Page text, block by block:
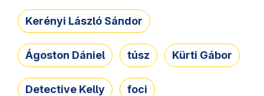
Kerényi László Sándor
Ágoston Dániel túsz Kürti Gábor
Detective Kelly foci